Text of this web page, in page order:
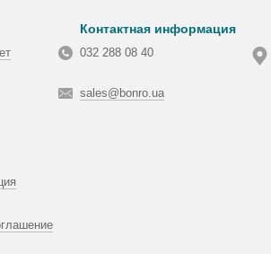
Контактная информация
032 288 08 40
sales@bonro.ua